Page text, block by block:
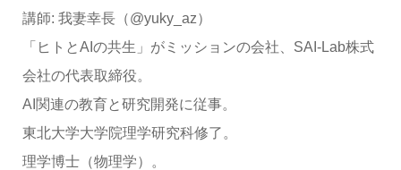
講師: 我妻幸長（@yuky_az）
「ヒトとAIの共生」がミッションの会社、SAI-Lab株式
会社の代表取締役。
AI関連の教育と研究開発に従事。
東北大学大学院理学研究科修了。
理学博士（物理学）。